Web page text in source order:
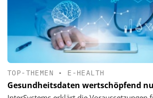
TOP-THEMEN • E-HEALTH
Gesundheitsdaten wertschöpfend